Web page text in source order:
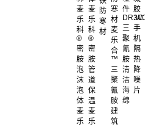
麦
乐
科
®
密
胺
泡
沫
泡
体
麦
乐
科
®
密
胺
管
道
保
温
麦
乐
麦
乐
防
寒
材
寒
材
麦
乐
合
™
三
聚
氰
胺
建
筑
件 胶
三
聚
氰
胺
清
洁
海
绵
3C
手
机
隔
热
降
噪
片